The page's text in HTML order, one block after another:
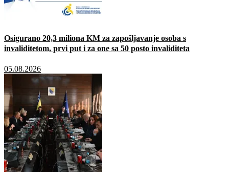
Osigurano 20,3 miliona KM za zapošljavanje osoba s
invaliditetom, prvi put i za one sa 50 posto invaliditeta
05.08.2026